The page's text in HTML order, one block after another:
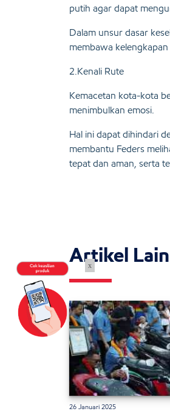
putih agar dapat
Dalam unsur dasar
membawa
2.Kenali Rute
Kemacetan kota-kota
menimbulkan emosi.
Hal ini dapat dihindari
membantu Feders
tepat dan aman, serta
Artikel
26 Januari 2025
x